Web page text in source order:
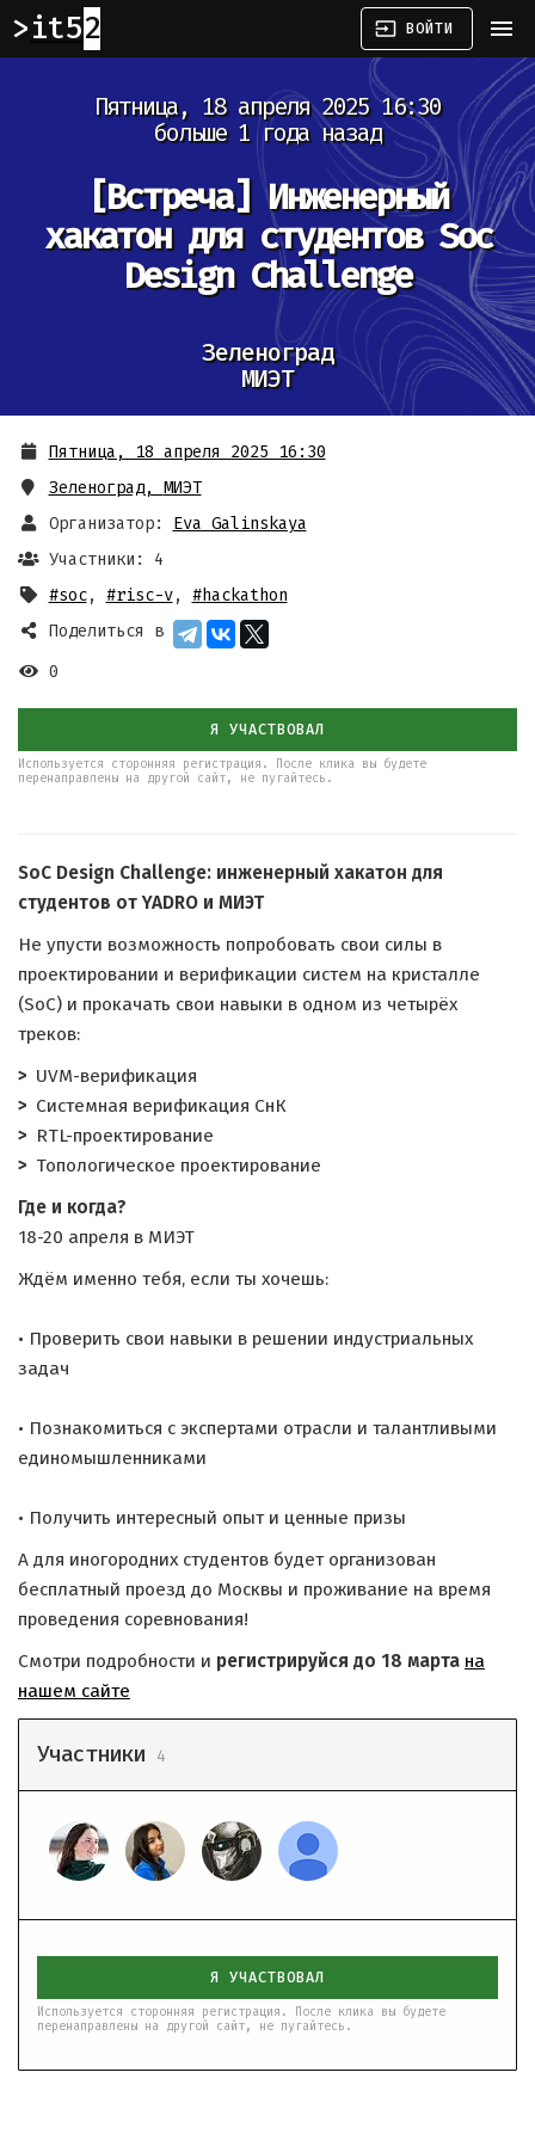
it52 input ВОЙТИ menu
Пятница, 18 апреля 2025 16:30
больше 1 года назад
[Встреча] Инженерный
хакатон для студентов Soc
Design Challenge
Зеленоград
МИЭТ
Пятница, 18 апреля 2025 16:30
Зеленоград, МИЭТ
Организатор:
Eva Galinskaya
Участники: 4
#soc, #risc-v, #hackathon
Поделиться в
0
Я УЧАСТВОВАЛ
Используется сторонняя регистрация. После клика вы будете
перенаправлены на другой сайт, не пугайтесь.
SoC Design Challenge: инженерный хакатон для
студентов от YADRO и МИЭТ
Не упусти возможность попробовать свои силы в
проектировании и верификации систем на кристалле
(SoC) и прокачать свои навыки в одном из четырёх
треков:
UVM-верификация
Системная верификация СнК
RTL-проектирование
Топологическое проектирование
Где и когда?
18-20 апреля в МИЭТ
Ждём именно тебя, если ты хочешь:
• Проверить свои навыки в решении индустриальных
задач
• Познакомиться с экспертами отрасли и талантливыми
единомышленниками
• Получить интересный опыт и ценные призы
А для иногородних студентов будет организован
бесплатный проезд до Москвы и проживание на время
проведения соревнования!
Смотри подробности и регистрируйся до 18 марта на
нашем сайте
Участники 4
Я УЧАСТВОВАЛ
Используется сторонняя регистрация. После клика вы будете
перенаправлены на другой сайт, не пугайтесь.